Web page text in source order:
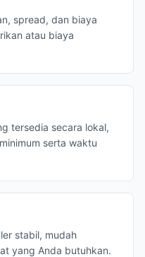
spread, dan biaya
atau biaya
tersedia secara lokal,
serta waktu
stabil, mudah
yang Anda butuhkan.